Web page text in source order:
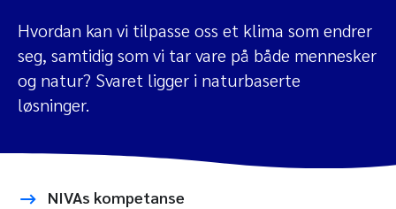
Hvordan kan vi tilpasse oss et klima som endrer
seg, samtidig som vi tar vare på både mennesker
og natur? Svaret ligger i naturbaserte
løsninger.
NIVAs kompetanse